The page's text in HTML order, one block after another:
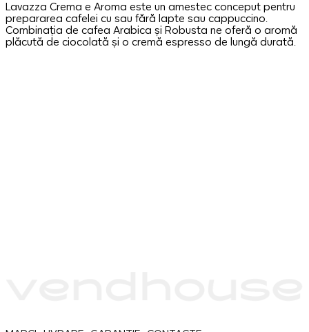
Lavazza Crema e Aroma este un amestec conceput pentru
prepararea cafelei cu sau fără lapte sau cappuccino.
Combinația de cafea Arabica și Robusta ne oferă o aromă
plăcută de ciocolată și o cremă espresso de lungă durată.